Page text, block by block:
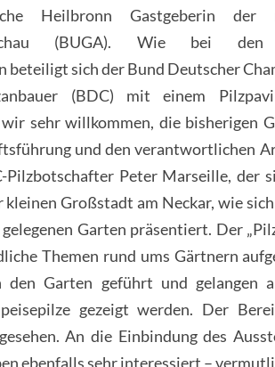
Heilbronn Gastgeberin der
(BUGA). Wie bei
beteiligt sich der Bund Deutscher
(BDC) mit einem
sehr willkommen, die bisherigen
und den verantwortlichen
Pilzbotschafter Peter Marseille, der
kleinen Großstadt am Neckar, wie
Garten präsentiert. Der
Themen rund ums Gärtnern
den Garten geführt und gelangen
gezeigt werden. Der
An die Einbindung des
ebenfalls sehr interessiert –